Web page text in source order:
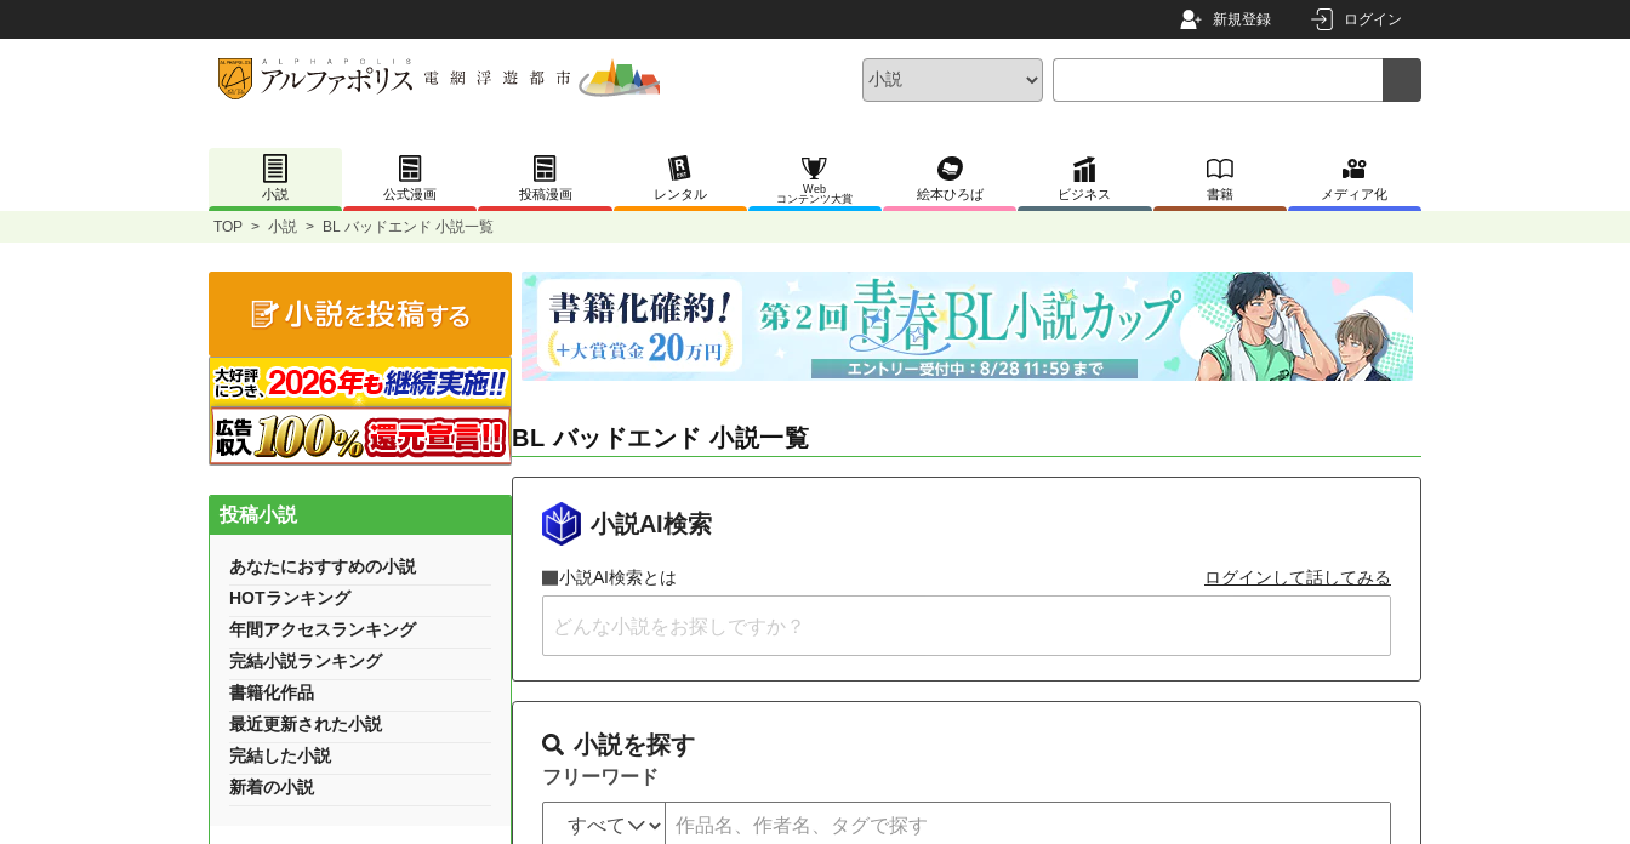
新規登録 ログイン
小説 公式漫画 投稿漫画 レンタル
Web
コンテンツ大賞
絵本ひろば ビジネス 書籍 メディア化
TOP > 小説 > BL バッドエンド 小説一覧
BL バッドエンド 小説一覧
小説AI検索
小説AI検索とは ログインして話してみる
小説を探す
フリーワード
投稿小説
あなたにおすすめの小説
HOTランキング
年間アクセスランキング
完結小説ランキング
書籍化作品
最近更新された小説
完結した小説
新着の小説